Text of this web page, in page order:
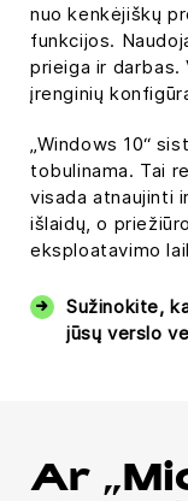
nuo kenkėjiškų
funkcijos.
prieiga ir darbas.
įrenginių
„Windows 10“
tobulinama. Tai
visada atnaujinti
išlaidų, o
eksploatavimo
Sužinokite,
jūsų verslo
Ar